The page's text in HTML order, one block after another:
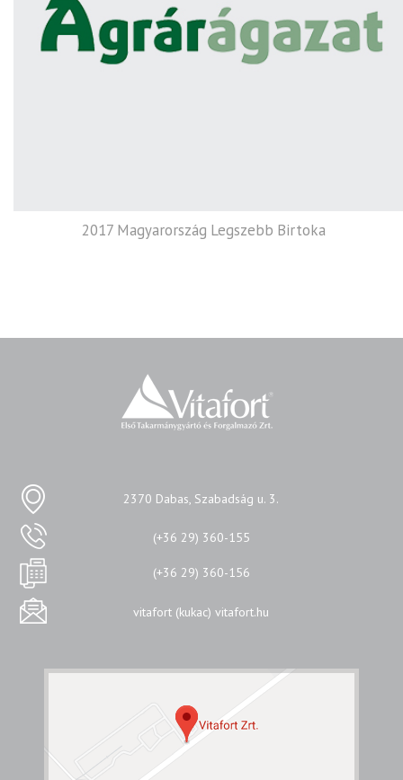
2017 Magyarország Legszebb Birtoka
2370 Dabas, Szabadság u. 3.
(+36 29) 360-155
(+36 29) 360-156
vitafort (kukac) vitafort.hu